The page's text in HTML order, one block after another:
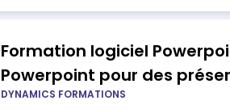
Formation logiciel
Powerpoint pour des
DYNAMICS FORMATIONS